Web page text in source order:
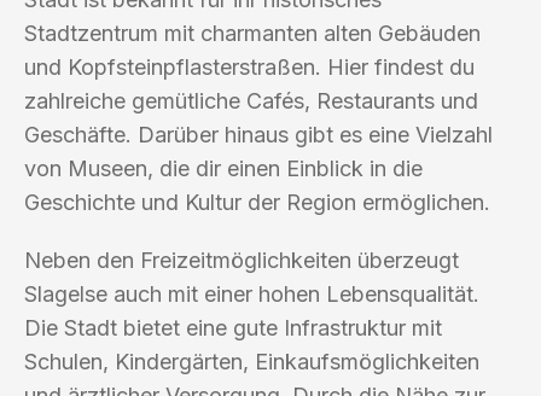
Stadtzentrum mit charmanten alten Gebäuden
und Kopfsteinpflasterstraßen. Hier findest du
zahlreiche gemütliche Cafés, Restaurants und
Geschäfte. Darüber hinaus gibt es eine Vielzahl
von Museen, die dir einen Einblick in die
Geschichte und Kultur der Region ermöglichen.
Neben den Freizeitmöglichkeiten überzeugt
Slagelse auch mit einer hohen Lebensqualität.
Die Stadt bietet eine gute Infrastruktur mit
Schulen, Kindergärten, Einkaufsmöglichkeiten